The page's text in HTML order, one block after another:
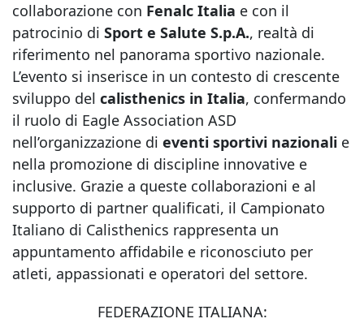
collaborazione con Fenalc Italia e con il
patrocinio di Sport e Salute S.p.A., realtà di
riferimento nel panorama sportivo nazionale.
L’evento si inserisce in un contesto di crescente
sviluppo del calisthenics in Italia, confermando
il ruolo di Eagle Association ASD
nell’organizzazione di eventi sportivi nazionali e
nella promozione di discipline innovative e
inclusive. Grazie a queste collaborazioni e al
supporto di partner qualificati, il Campionato
Italiano di Calisthenics rappresenta un
appuntamento affidabile e riconosciuto per
atleti, appassionati e operatori del settore.
FEDERAZIONE ITALIANA: